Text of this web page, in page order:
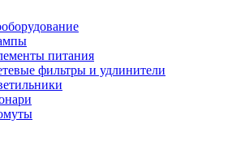
питания
фильтры и удлинители